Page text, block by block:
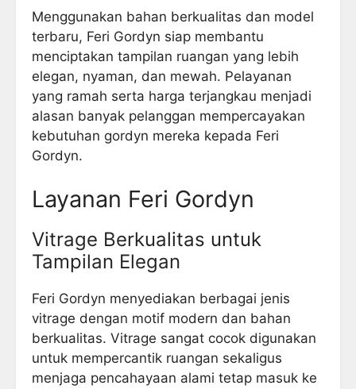
Menggunakan bahan berkualitas dan model
terbaru, Feri Gordyn siap membantu
menciptakan tampilan ruangan yang lebih
elegan, nyaman, dan mewah. Pelayanan
yang ramah serta harga terjangkau menjadi
alasan banyak pelanggan mempercayakan
kebutuhan gordyn mereka kepada Feri
Gordyn.
Layanan Feri Gordyn
Vitrage Berkualitas untuk
Tampilan Elegan
Feri Gordyn menyediakan berbagai jenis
vitrage dengan motif modern dan bahan
berkualitas. Vitrage sangat cocok digunakan
untuk mempercantik ruangan sekaligus
menjaga pencahayaan alami tetap masuk ke